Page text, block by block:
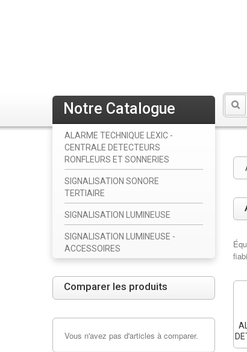
Notre Catalogue
ALARME TECHNIQUE LEXIC -
CENTRALE DETECTEURS
RONFLEURS ET SONNERIES
SIGNALISATION SONORE
TERTIAIRE
SIGNALISATION LUMINEUSE
SIGNALISATION LUMINEUSE -
ACCESSOIRES
Comparer les produits
Vous n'avez pas d'articles à comparer.